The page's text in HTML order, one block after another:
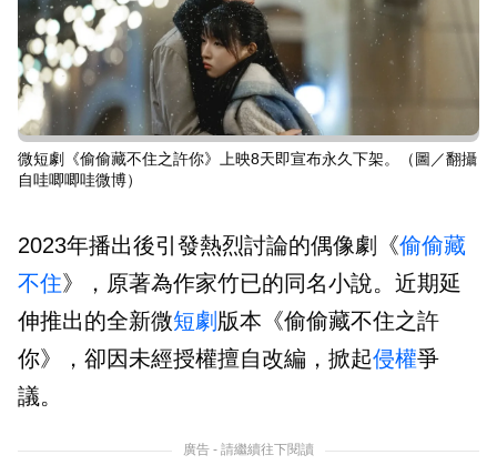
微短劇《偷偷藏不住之許你》上映8天即宣布永久下架。（圖／翻攝
自哇唧唧哇微博）
2023年播出後引發熱烈討論的偶像劇《偷偷藏
不住》，原著為作家竹已的同名小說。近期延
伸推出的全新微短劇 版本《偷偷藏不住之許
你》，卻因未經授權擅自改編，掀起侵權爭
議。
廣告 - 請繼續往下閱讀